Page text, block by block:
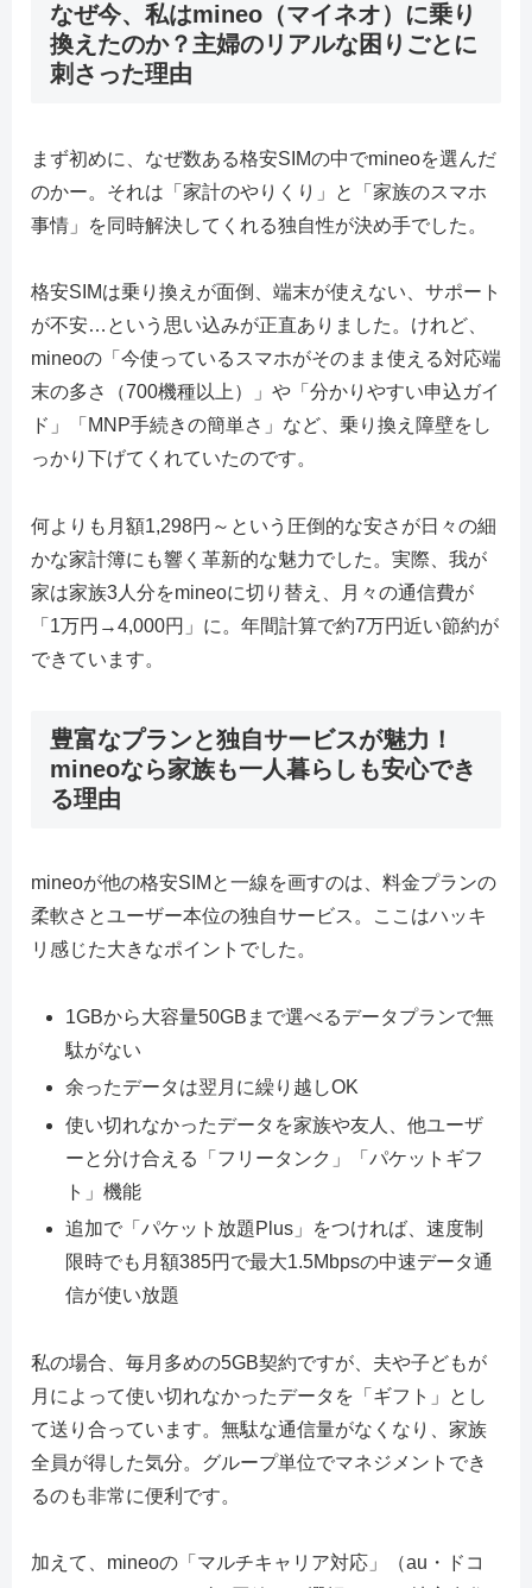
なぜ今、私はmineo（マイネオ）に乗り
換えたのか？主婦のリアルな困りごとに
刺さった理由
まず初めに、なぜ数ある格安SIMの中でmineoを選んだ
のかー。それは「家計のやりくり」と「家族のスマホ
事情」を同時解決してくれる独自性が決め手でした。
格安SIMは乗り換えが面倒、端末が使えない、サポート
が不安…という思い込みが正直ありました。けれど、
mineoの「今使っているスマホがそのまま使える対応端
末の多さ（700機種以上）」や「分かりやすい申込ガイ
ド」「MNP手続きの簡単さ」など、乗り換え障壁をし
っかり下げてくれていたのです。
何よりも月額1,298円～という圧倒的な安さが日々の細
かな家計簿にも響く革新的な魅力でした。実際、我が
家は家族3人分をmineoに切り替え、月々の通信費が
「1万円→4,000円」に。年間計算で約7万円近い節約が
できています。
豊富なプランと独自サービスが魅力！
mineoなら家族も一人暮らしも安心でき
る理由
mineoが他の格安SIMと一線を画すのは、料金プランの
柔軟さとユーザー本位の独自サービス。ここはハッキ
リ感じた大きなポイントでした。
1GBから大容量50GBまで選べるデータプランで無
駄がない
余ったデータは翌月に繰り越しOK
使い切れなかったデータを家族や友人、他ユーザ
ーと分け合える「フリータンク」「パケットギフ
ト」機能
追加で「パケット放題Plus」をつければ、速度制
限時でも月額385円で最大1.5Mbpsの中速データ通
信が使い放題
私の場合、毎月多めの5GB契約ですが、夫や子どもが
月によって使い切れなかったデータを「ギフト」とし
て送り合っています。無駄な通信量がなくなり、家族
全員が得した気分。グループ単位でマネジメントでき
るのも非常に便利です。
加えて、mineoの「マルチキャリア対応」（au・ドコ